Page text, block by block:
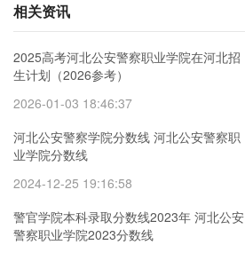
相关资讯
2025高考河北公安警察职业学院在河北招
生计划（2026参考）
2026-01-03 18:46:37
河北公安警察学院分数线 河北公安警察职
业学院分数线
2024-12-25 19:16:58
警官学院本科录取分数线2023年 河北公安
警察职业学院2023分数线